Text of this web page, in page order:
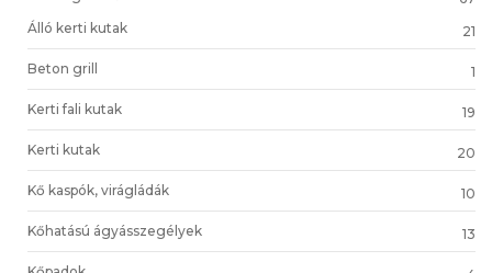
Álló kerti kutak
21
Beton grill 1
Kerti fali kutak 19
Kerti kutak 20
Kő kaspók, virágládák 10
Kőhatású ágyásszegélyek 13